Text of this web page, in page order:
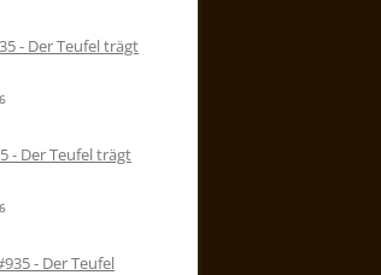
- Der Teufel trägt
- Der Teufel trägt
- Der Teufel